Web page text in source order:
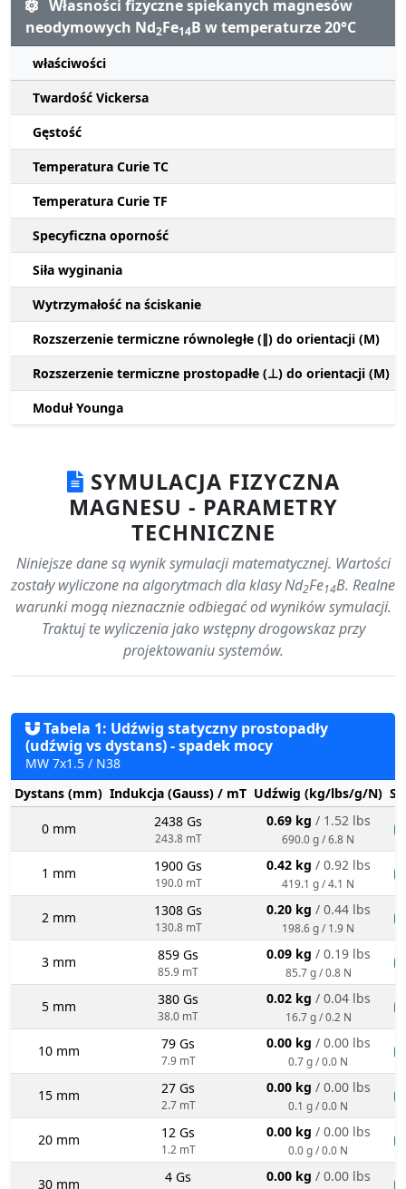
Własności fizyczne spiekanych magnesów
neodymowych Nd2Fe14B w temperaturze 20°C
właściwości
Twardość Vickersa
Gęstość
Temperatura Curie TC
Temperatura Curie TF
Specyficzna oporność
Siła wyginania
Wytrzymałość na ściskanie
Rozszerzenie termiczne równoległe (∥) do orientacji (M)
Rozszerzenie termiczne prostopadłe (⊥) do orientacji (M)
Moduł Younga
SYMULACJA FIZYCZNA
MAGNESU - PARAMETRY
TECHNICZNE
Niniejsze dane są wynik symulacji matematycznej. Wartości
zostały wyliczone na algorytmach dla klasy Nd2Fe14B. Realne
warunki mogą nieznacznie odbiegać od wyników symulacji.
Traktuj te wyliczenia jako wstępny drogowskaz przy
projektowaniu systemów.
Tabela 1: Udźwig statyczny prostopadły
(udźwig vs dystans) - spadek mocy
MW 7x1.5 / N38
Dystans (mm) Indukcja (Gauss) / mT Udźwig (kg/lbs/g/N)
0 mm 2438 Gs
243.8 mT
0.69 kg / 1.52 lbs
690.0 g / 6.8 N
1 mm 1900 Gs
190.0 mT
0.42 kg / 0.92 lbs
419.1 g / 4.1 N
2 mm 1308 Gs
130.8 mT
0.20 kg / 0.44 lbs
198.6 g / 1.9 N
3 mm 859 Gs
85.9 mT
0.09 kg / 0.19 lbs
85.7 g / 0.8 N
5 mm 380 Gs
38.0 mT
0.02 kg / 0.04 lbs
16.7 g / 0.2 N
10 mm 79 Gs
7.9 mT
0.00 kg / 0.00 lbs
0.7 g / 0.0 N
15 mm 27 Gs
2.7 mT
0.00 kg / 0.00 lbs
0.1 g / 0.0 N
20 mm 12 Gs
1.2 mT
0.00 kg / 0.00 lbs
0.0 g / 0.0 N
30 mm 4 Gs 0.00 kg / 0.00 lbs